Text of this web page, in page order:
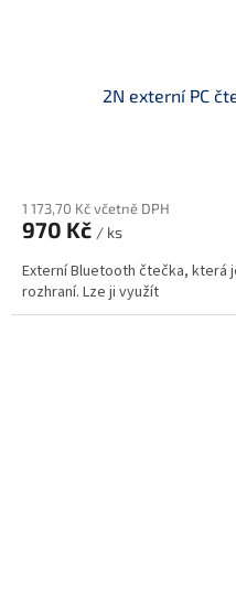
2N externí PC
1 173,70 Kč včetně DPH
970 Kč / ks
Externí Bluetooth čtečka, která
rozhraní. Lze ji využít